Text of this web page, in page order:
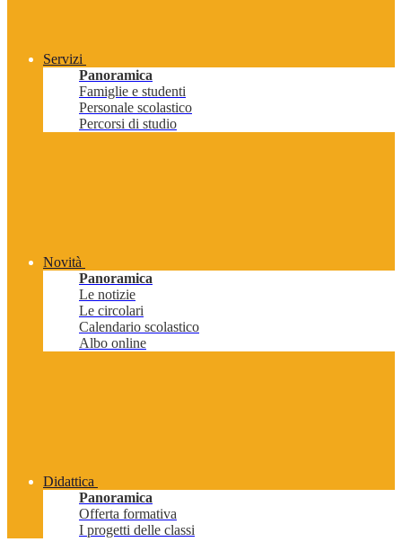
Servizi
Panoramica
Famiglie e studenti
Personale scolastico
Percorsi di studio
Novità
Panoramica
Le notizie
Le circolari
Calendario scolastico
Albo online
Didattica
Panoramica
Offerta formativa
I progetti delle classi